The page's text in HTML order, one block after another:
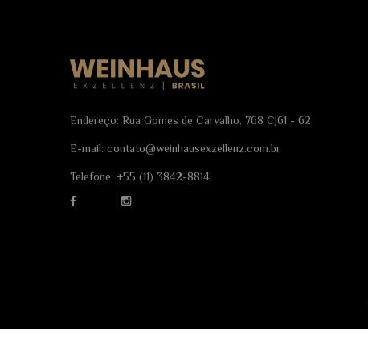
Endereço: Rua Gomes de Carvalho, 768 CJ61 - 62
E-mail: contato@weinhausexzellenz.com.br
Telefone: +55 (11) 3842-8814